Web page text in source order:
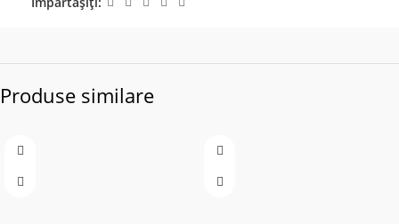
Produse similare